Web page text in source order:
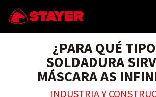
¿PARA QUÉ
SOLDADURA
MÁSCARA AS
INDUSTRIA Y